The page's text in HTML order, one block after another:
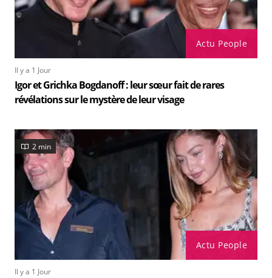
Actu People
Il y a 1 Jour
Igor et Grichka Bogdanoff : leur sœur fait de rares
révélations sur le mystère de leur visage
Actu People
2 min
Il y a 1 Jour